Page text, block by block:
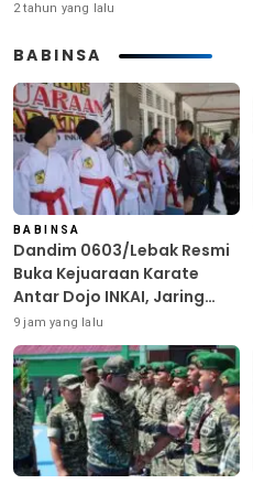
2 tahun yang lalu
BABINSA
BABINSA
Dandim 0603/Lebak Resmi
Buka Kejuaraan Karate
Antar Dojo INKAI, Jaring
Bibit Atlet Unggul Sambut
HUT ke-81 RI
9 jam yang lalu